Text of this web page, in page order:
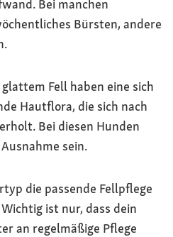
Bei manchen
Bürsten, andere
Fell haben eine sich
Hautflora, die sich nach
Bei diesen Hunden
sein.
die passende Fellpflege
ist nur, dass dein
an regelmäßige Pflege